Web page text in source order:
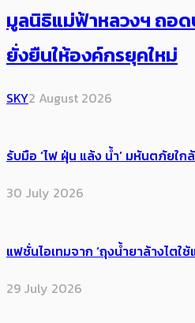
มูลนิธิแม่ฟ้าหลวงฯ ถอ
ยั่งยืนให้องค์กรยุคใหม่
SKY2 August 2026
รับมือ ‘ไฟ ฝุ่น แล้ง น้ำ’ มหันตภัยใ
30 July 2026
แฟชั่นไอเทมจาก ‘ถุงน้ำยาล้างไต
29 July 2026